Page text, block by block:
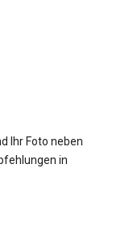
Ihr Foto neben
in